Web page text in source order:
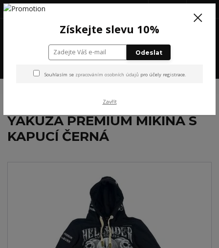
+420 777 199 652
YAKUZA PREMIUM MIKINA S
KAPUCÍ ČERNÁ
Získejte slevu 10%
Odeslat
Souhlasím se zpracováním osobních údajů pro účely registrace.
Zavřít